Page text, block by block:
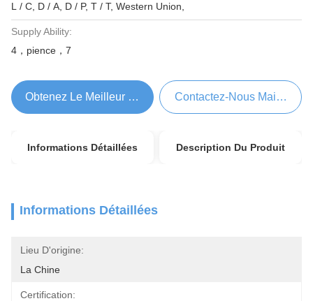
L / C, D / A, D / P, T / T, Western Union,
Supply Ability:
4，pience，7
Obtenez Le Meilleur Prix Contactez-Nous Maintenant
Informations Détaillées Description Du Produit
Informations Détaillées
Lieu D'origine:
La Chine
Certification: